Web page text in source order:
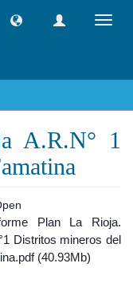
A.R.N° 1
Plan La Rioja.
Distritos mineros del
(40.93Mb)